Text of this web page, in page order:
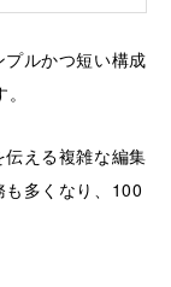
ルかつ短い構成
える複雑な編集
多くなり、100